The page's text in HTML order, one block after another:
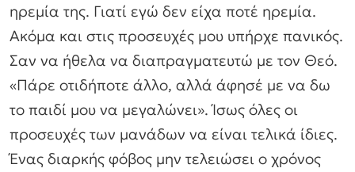
ηρεμία της. Γιατί εγώ δεν είχα ποτέ ηρεμία.
Ακόμα και στις προσευχές μου υπήρχε πανικός.
Σαν να ήθελα να διαπραγματευτώ με τον Θεό.
«Πάρε οτιδήποτε άλλο, αλλά άφησέ με να δω
το παιδί μου να μεγαλώνει». Ίσως όλες οι
προσευχές των μανάδων να είναι τελικά ίδιες.
Ένας διαρκής φόβος μην τελειώσει ο χρόνος